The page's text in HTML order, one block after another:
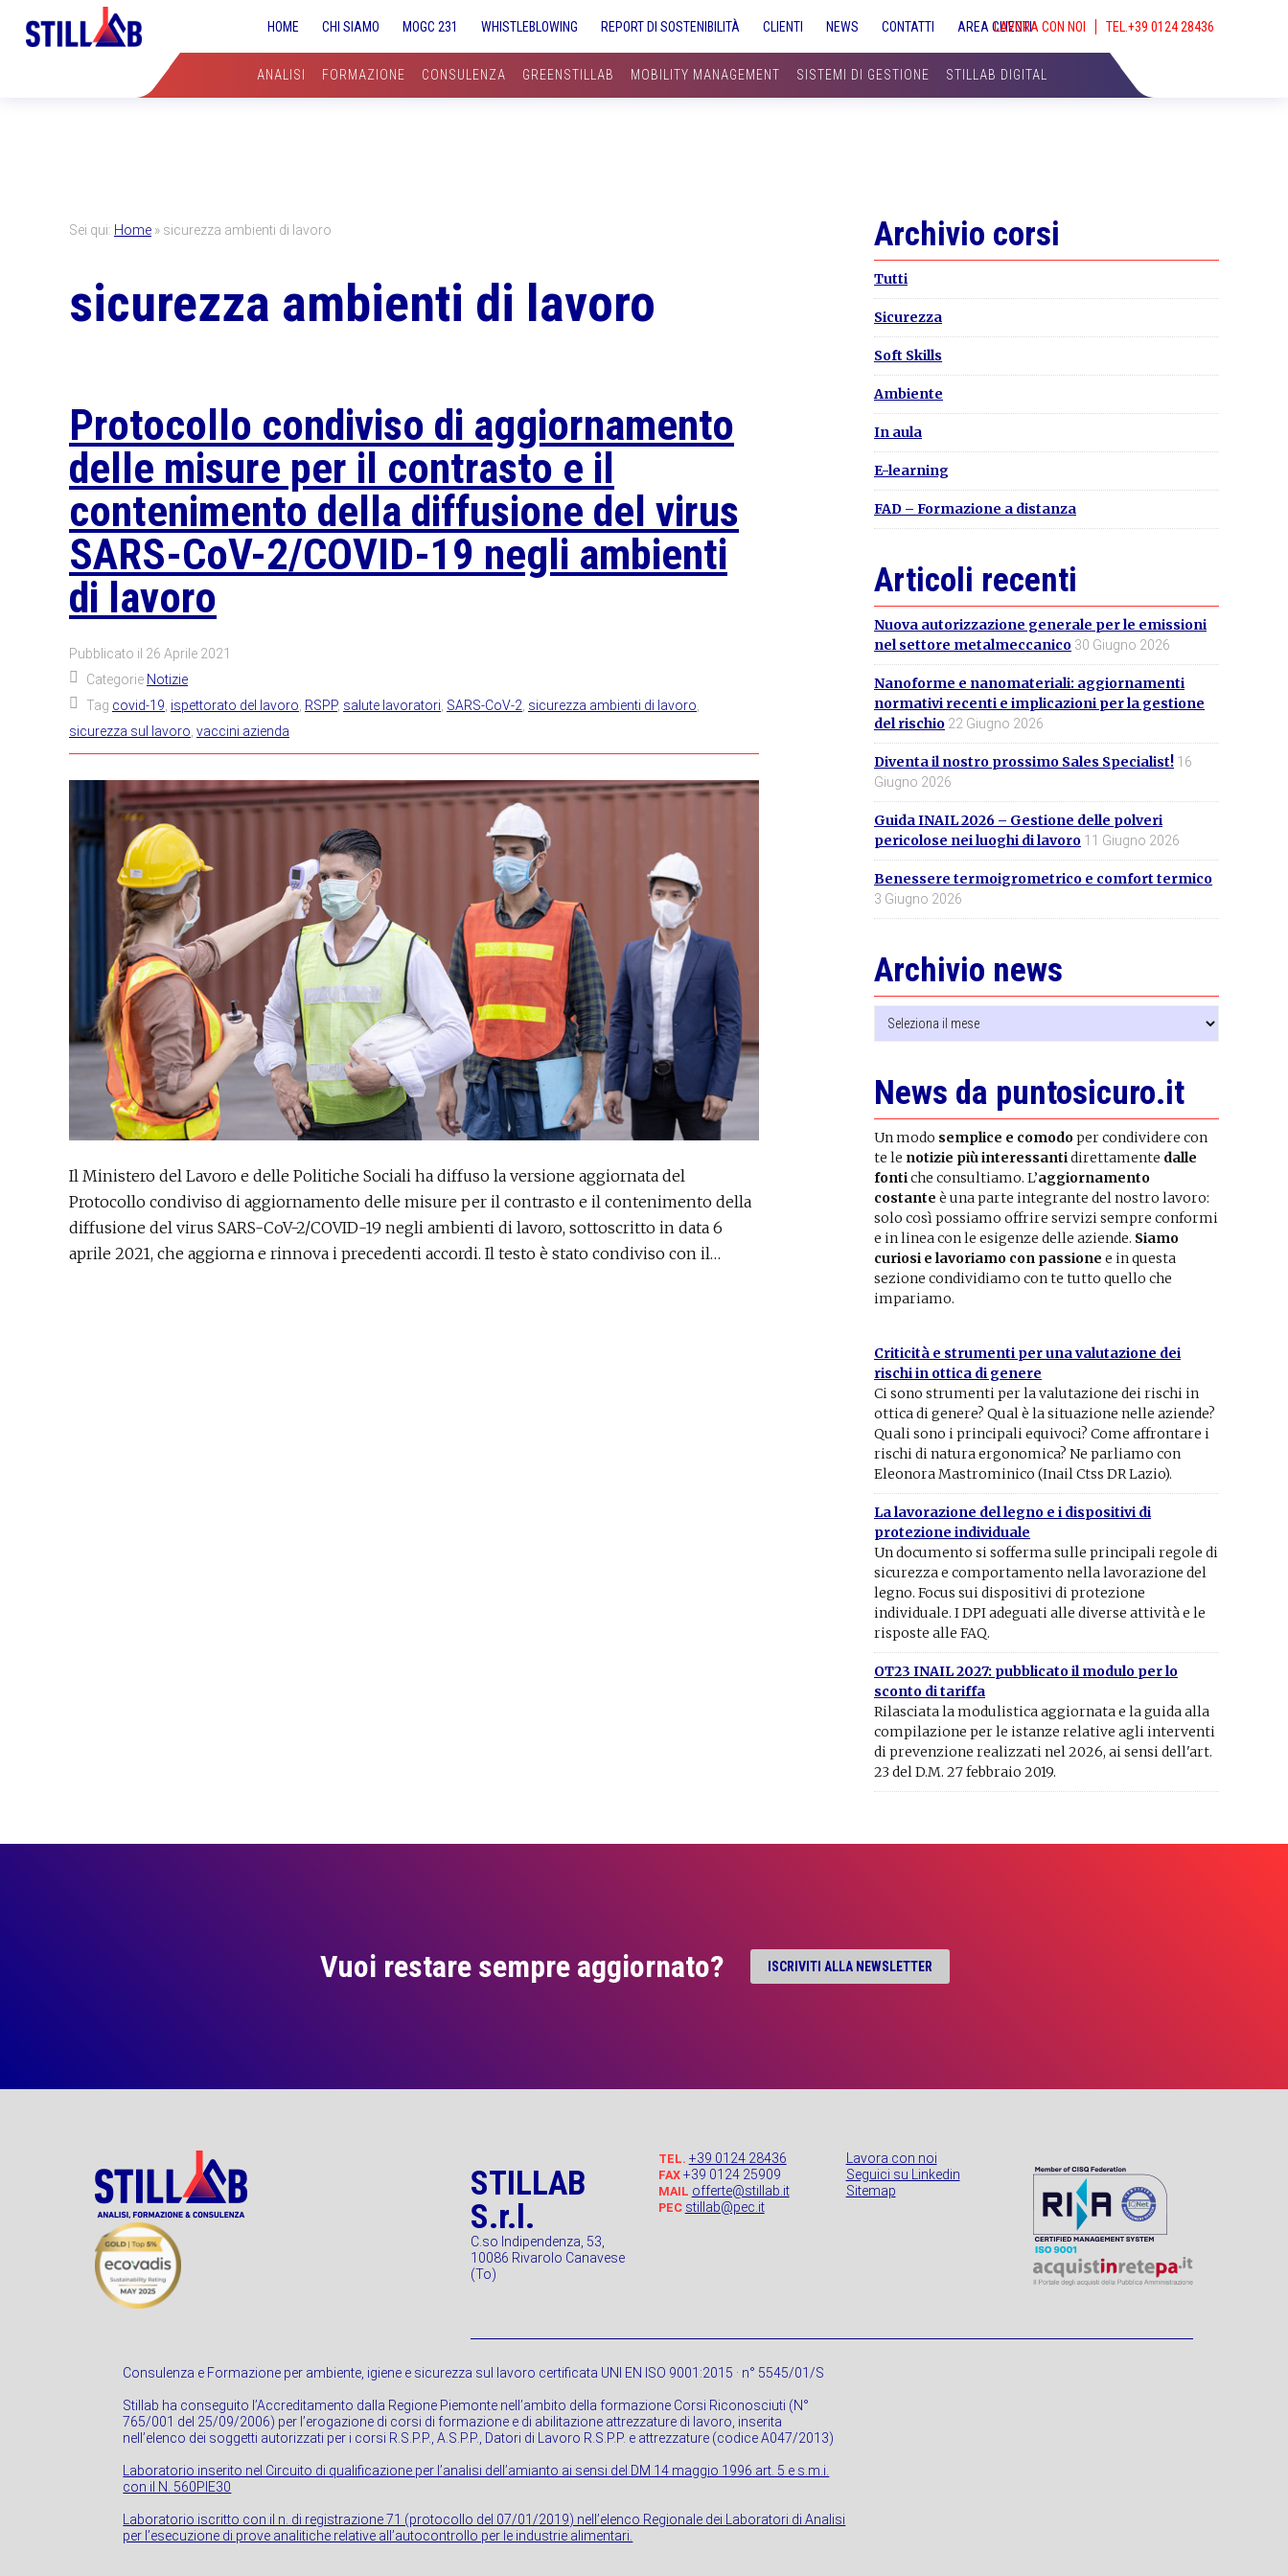
HOME CHI SIAMO MOGC 231 WHISTLEBLOWING REPORT DI SOSTENIBILITÀ CLIENTI NEWS CONTATTI AREA CLIENTILAVORA CON NOI
ANALISI
FORMAZIONE CONSULENZA GREENSTILLAB MOBILITY MANAGEMENT SISTEMI DI GESTIONE STILLAB DIGITAL
Sei qui: Home » sicurezza ambienti di lavoro
sicurezza ambienti di lavoro
Protocollo condiviso di aggiornamento
delle misure per il contrasto e il
contenimento della diffusione del virus
SARS-CoV-2/COVID-19 negli ambienti
di lavoro
Pubblicato il 26 Aprile 2021
Categorie Notizie
Tag covid-19 ispettorato del lavoro RSPP, salute lavoratori SARS-CoV-2 sicurezza ambienti di lavoro
sicurezza sul lavoro vaccini azienda
Il Ministero del Lavoro e delle Politiche Sociali ha diffuso la versione aggiornata del
Protocollo condiviso di aggiornamento delle misure per il contrasto e il contenimento della
diffusione del virus SARS-CoV-2/COVID-19 negli ambienti di lavoro, sottoscritto in data 6
aprile 2021, che aggiorna e rinnova i precedenti accordi. Il testo è stato condiviso con il…
Primary
Sidebar
Archivio corsi
Tutti
Sicurezza
Soft Skills
Ambiente
In aula
E-learning
FAD – Formazione a distanza
Articoli recenti
Nuova autorizzazione generale per le emissioni
nel settore metalmeccanico 30 Giugno 2026
Nanoforme e nanomateriali: aggiornamenti
normativi recenti e implicazioni per la gestione
del rischio 22 Giugno 2026
Diventa il nostro prossimo Sales Specialist! 16
Giugno 2026
Guida INAIL 2026 – Gestione delle polveri
pericolose nei luoghi di lavoro 11 Giugno 2026
Benessere termoigrometrico e comfort termico
3 Giugno 2026
Archivio news
Archivio
news
News da puntosicuro.it
Un modo semplice e comodoper condividere con
te le notizie più interessantidirettamente dalle
fontiche consultiamo. L’aggiornamento
costante è una parte integrante del nostro lavoro:
solo così possiamo offrire servizi sempre conformi
e in linea con le esigenze delle aziende. Siamo
curiosi e lavoriamo con passione e in questa
sezione condividiamo con te tutto quello che
impariamo.
Criticità e strumenti per una valutazione dei
rischi in ottica di genere
Ci sono strumenti per la valutazione dei rischi in
ottica di genere? Qual è la situazione nelle aziende?
Quali sono i principali equivoci? Come affrontare i
rischi di natura ergonomica? Ne parliamo con
Eleonora Mastrominico (Inail Ctss DR Lazio).
La lavorazione del legno e i dispositivi di
protezione individuale
Un documento si sofferma sulle principali regole di
sicurezza e comportamento nella lavorazione del
legno. Focus sui dispositivi di protezione
individuale. I DPI adeguati alle diverse attività e le
risposte alle FAQ.
OT23 INAIL 2027: pubblicato il modulo per lo
sconto di tariffa
Rilasciata la modulistica aggiornata e la guida alla
compilazione per le istanze relative agli interventi
di prevenzione realizzati nel 2026, ai sensi dell'art.
23 del D.M. 27 febbraio 2019.
Vuoi restare sempre aggiornato? ISCRIVITI ALLA NEWSLETTER
STILLAB
S.r.l.
C.so Indipendenza, 53,
10086 Rivarolo Canavese
(To)
TEL. +39 0124 28436
FAX+39 0124 25909
MAIL offerte@stillab.it
PEC stillab@pec.it
Lavora con noi
Seguici su Linkedin
Sitemap
Consulenza e Formazione per ambiente, igiene e sicurezza sul lavoro certificata UNI EN ISO 9001:2015 · n° 5545/01/S
Stillab ha conseguito l’Accreditamento dalla Regione Piemonte nell’ambito della formazione Corsi Riconosciuti (N°
765/001 del 25/09/2006) per l’erogazione di corsi di formazione e di abilitazione attrezzature di lavoro, inserita
nell’elenco dei soggetti autorizzati per i corsi R.S.P.P., A.S.P.P., Datori di Lavoro R.S.P.P. e attrezzature (codice A047/2013)
Laboratorio inserito nel Circuito di qualificazione per l’analisi dell’amianto ai sensi del DM 14 maggio 1996 art. 5 e s.m.i.
con il N. 560PIE30
Laboratorio iscritto con il n. di registrazione 71 (protocollo del 07/01/2019) nell’elenco Regionale dei Laboratori di Analisi
per l’esecuzione di prove analitiche relative all’autocontrollo per le industrie alimentari.